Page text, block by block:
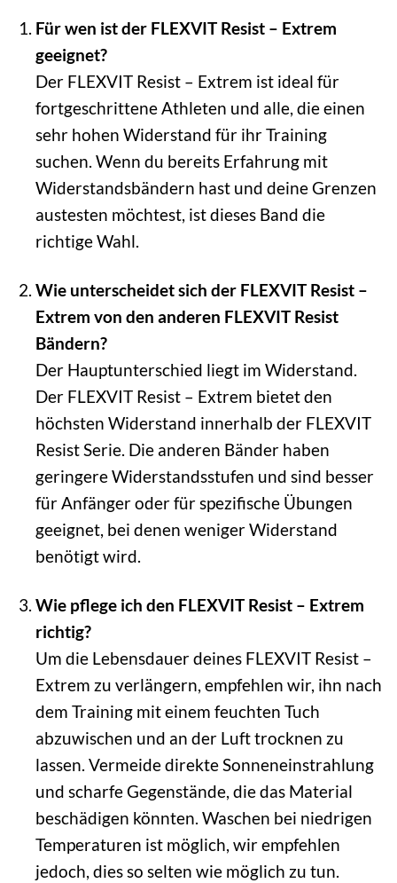
Für wen ist der FLEXVIT Resist – Extrem
geeignet?
Der FLEXVIT Resist – Extrem ist ideal für
fortgeschrittene Athleten und alle, die einen
sehr hohen Widerstand für ihr Training
suchen. Wenn du bereits Erfahrung mit
Widerstandsbändern hast und deine Grenzen
austesten möchtest, ist dieses Band die
richtige Wahl.
Wie unterscheidet sich der FLEXVIT Resist –
Extrem von den anderen FLEXVIT Resist
Bändern?
Der Hauptunterschied liegt im Widerstand.
Der FLEXVIT Resist – Extrem bietet den
höchsten Widerstand innerhalb der FLEXVIT
Resist Serie. Die anderen Bänder haben
geringere Widerstandsstufen und sind besser
für Anfänger oder für spezifische Übungen
geeignet, bei denen weniger Widerstand
benötigt wird.
Wie pflege ich den FLEXVIT Resist – Extrem
richtig?
Um die Lebensdauer deines FLEXVIT Resist –
Extrem zu verlängern, empfehlen wir, ihn nach
dem Training mit einem feuchten Tuch
abzuwischen und an der Luft trocknen zu
lassen. Vermeide direkte Sonneneinstrahlung
und scharfe Gegenstände, die das Material
beschädigen könnten. Waschen bei niedrigen
Temperaturen ist möglich, wir empfehlen
jedoch, dies so selten wie möglich zu tun.